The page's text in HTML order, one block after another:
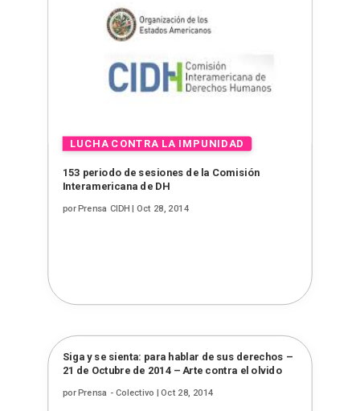
153 periodo de sesiones de la Comisión
Interamericana de DH
porPrensa CIDH | Oct 28, 2014
Siga y se sienta: para hablar de sus derechos –
21 de Octubre de 2014 – Arte contra el olvido
por Prensa - Colectivo Oct 28, 2014